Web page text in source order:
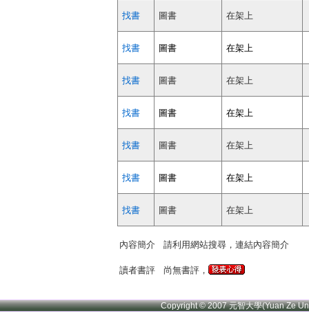
找書 圖書 在架上
找書 圖書 在架上
找書 圖書 在架上
找書 圖書 在架上
找書 圖書 在架上
找書 圖書 在架上
找書 圖書 在架上
內容簡介 請利用網站搜尋，連結內容簡介
讀者書評 尚無書評，
Copyright © 2007 元智大學(Yuan Ze